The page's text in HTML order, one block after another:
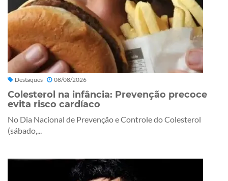
Destaques 08/08/2026
Colesterol na infância: Prevenção precoce
evita risco cardíaco
No Dia Nacional de Prevenção e Controle do Colesterol
(sábado,...